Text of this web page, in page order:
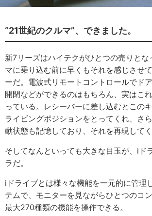
“21世紀のクルマ”、できました。
新7リーズはハイテクがひとつの売りと
マに乗り込む前に早くもそれを感じさせ
ーだ。電波式リモートコントロールでド
開閉などができるのはもちろん、実はこ
っている。レシーバーに差し込むとこの
ライビングポジションをとってくれ、さ
動状態も記憶しており、それを再現してく
そしてなんといっても大きな目玉が、iド
ラだ。
iドライブとは様々な機能を一元的に管理
テムで、モニターを見ながらひとつのコン
最大270種類の機能を操作できる。